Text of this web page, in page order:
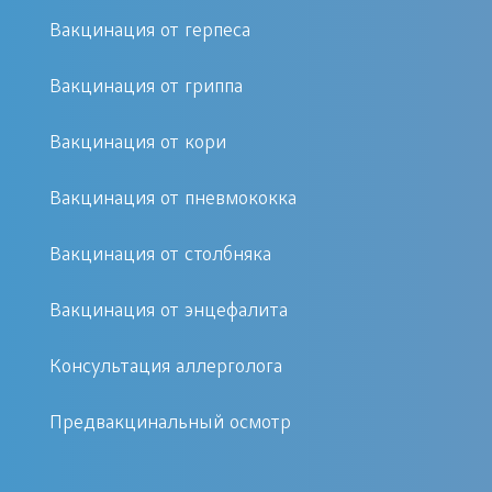
Вакцинацию рекомендуется
проводить детям старше 1 года, а
также взрослым, которые не болели
ветряной оспой. В группе риска
Люди с ослабленным
хроническими заболеваниями
Как проходит процедура
Вакцинация от герпеса
Вакцинация от гриппа
Вакцинация от кори
Вакцинация от пневмококка
Вакцинация от столбняка
Вакцинация от энцефалита
Консультация аллерголога
Предвакцинальный осмотр